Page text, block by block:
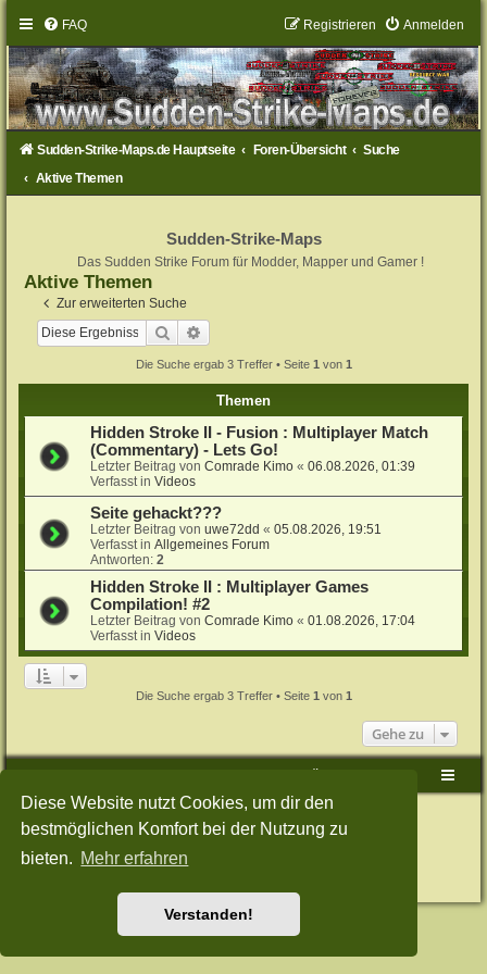
Diese Website nutzt Cookies, um dir den
bestmöglichen Komfort bei der Nutzung zu
bieten. Mehr erfahren
Verstanden!
FAQ Anmelden
Registrieren
Sudden-Strike-Maps.de Hauptseite Foren-Übersicht
Suche
Aktive Themen
Sudden-Strike-Maps
Das Sudden Strike Forum für Modder, Mapper und Gamer !
Aktive Themen
Zur erweiterten Suche
Suche
Die Suche ergab 3 Treffer • Seite 1 von 1
Themen
Hidden Stroke II - Fusion : Multiplayer Match
(Commentary) - Lets Go!
Letzter Beitrag vonComrade Kimo «06.08.2026, 01:39
Verfasst inVideos
Seite gehackt???
Letzter Beitrag vonuwe72dd «05.08.2026, 19:51
Verfasst inAllgemeines Forum
Antworten:2
Hidden Stroke II : Multiplayer Games
Compilation! #2
Letzter Beitrag vonComrade Kimo «01.08.2026, 17:04
Verfasst inVideos
Die Suche ergab 3 Treffer • Seite 1 von 1
Gehe zu
Powered byphpBB ® Forum Software © phpBB Limited
Deutsche Übersetzung durchphpBB.de
Datenschutz |Nutzungsbedingungen